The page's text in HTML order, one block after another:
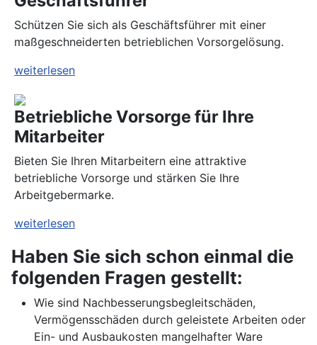
Schützen Sie sich als Geschäftsführer mit einer
maßgeschneiderten betrieblichen Vorsorgelösung.
weiterlesen
Betriebliche Vorsorge für Ihre
Mitarbeiter
Bieten Sie Ihren Mitarbeitern eine attraktive
betriebliche Vorsorge und stärken Sie Ihre
Arbeitgebermarke.
weiterlesen
Haben Sie sich schon einmal die
folgenden Fragen gestellt:
Wie sind Nachbesserungsbegleitschäden,
Vermögensschäden durch geleistete Arbeiten oder
Ein- und Ausbaukosten mangelhafter Ware